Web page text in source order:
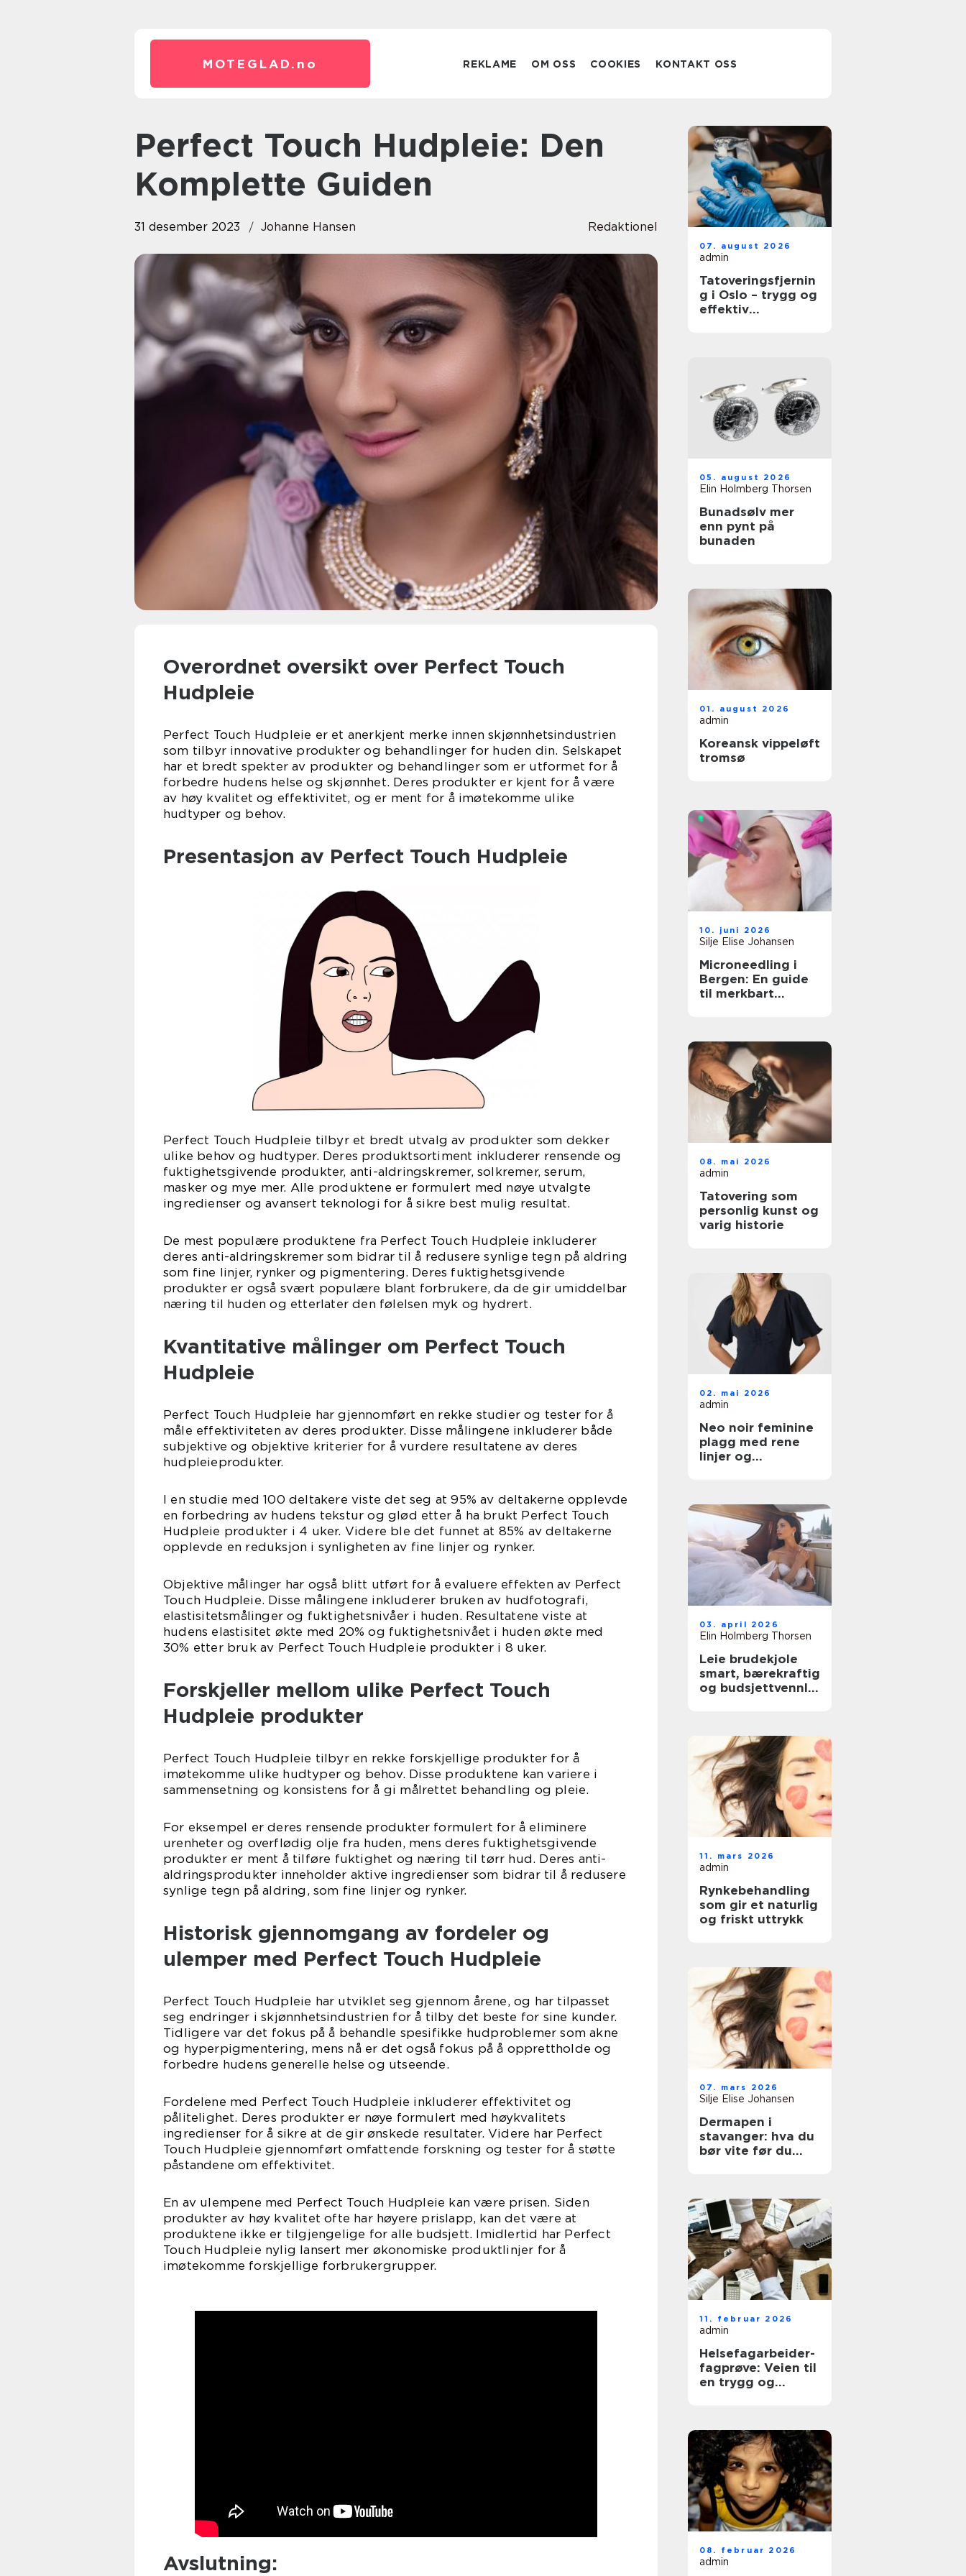
MOTEGLAD. no REKLAME OM OSS COOKIES KONTAKT OSS
Perfect Touch Hudpleie: Den
Komplette Guiden
31 desember 2023 Johanne Hansen Redaktionel
Overordnet oversikt over Perfect Touch
Hudpleie
Perfect Touch Hudpleie er et anerkjent merke innen skjønnhetsindustrien
som tilbyr innovative produkter og behandlinger for huden din. Selskapet
har et bredt spekter av produkter og behandlinger som er utformet for å
forbedre hudens helse og skjønnhet. Deres produkter er kjent for å være
av høy kvalitet og effektivitet, og er ment for å imøtekomme ulike
hudtyper og behov.
Presentasjon av Perfect Touch Hudpleie
Perfect Touch Hudpleie tilbyr et bredt utvalg av produkter som dekker
ulike behov og hudtyper. Deres produktsortiment inkluderer rensende og
fuktighetsgivende produkter, anti-aldringskremer, solkremer, serum,
masker og mye mer. Alle produktene er formulert med nøye utvalgte
ingredienser og avansert teknologi for å sikre best mulig resultat.
De mest populære produktene fra Perfect Touch Hudpleie inkluderer
deres anti-aldringskremer som bidrar til å redusere synlige tegn på aldring
som fine linjer, rynker og pigmentering. Deres fuktighetsgivende
produkter er også svært populære blant forbrukere, da de gir umiddelbar
næring til huden og etterlater den følelsen myk og hydrert.
Kvantitative målinger om Perfect Touch
Hudpleie
Perfect Touch Hudpleie har gjennomført en rekke studier og tester for å
måle effektiviteten av deres produkter. Disse målingene inkluderer både
subjektive og objektive kriterier for å vurdere resultatene av deres
hudpleieprodukter.
I en studie med 100 deltakere viste det seg at 95% av deltakerne opplevde
en forbedring av hudens tekstur og glød etter å ha brukt Perfect Touch
Hudpleie produkter i 4 uker. Videre ble det funnet at 85% av deltakerne
opplevde en reduksjon i synligheten av fine linjer og rynker.
Objektive målinger har også blitt utført for å evaluere effekten av Perfect
Touch Hudpleie. Disse målingene inkluderer bruken av hudfotografi,
elastisitetsmålinger og fuktighetsnivåer i huden. Resultatene viste at
hudens elastisitet økte med 20% og fuktighetsnivået i huden økte med
30% etter bruk av Perfect Touch Hudpleie produkter i 8 uker.
Forskjeller mellom ulike Perfect Touch
Hudpleie produkter
Perfect Touch Hudpleie tilbyr en rekke forskjellige produkter for å
imøtekomme ulike hudtyper og behov. Disse produktene kan variere i
sammensetning og konsistens for å gi målrettet behandling og pleie.
For eksempel er deres rensende produkter formulert for å eliminere
urenheter og overflødig olje fra huden, mens deres fuktighetsgivende
produkter er ment å tilføre fuktighet og næring til tørr hud. Deres anti-
aldringsprodukter inneholder aktive ingredienser som bidrar til å redusere
synlige tegn på aldring, som fine linjer og rynker.
Historisk gjennomgang av fordeler og
ulemper med Perfect Touch Hudpleie
Perfect Touch Hudpleie har utviklet seg gjennom årene, og har tilpasset
seg endringer i skjønnhetsindustrien for å tilby det beste for sine kunder.
Tidligere var det fokus på å behandle spesifikke hudproblemer som akne
og hyperpigmentering, mens nå er det også fokus på å opprettholde og
forbedre hudens generelle helse og utseende.
Fordelene med Perfect Touch Hudpleie inkluderer effektivitet og
pålitelighet. Deres produkter er nøye formulert med høykvalitets
ingredienser for å sikre at de gir ønskede resultater. Videre har Perfect
Touch Hudpleie gjennomført omfattende forskning og tester for å støtte
påstandene om effektivitet.
En av ulempene med Perfect Touch Hudpleie kan være prisen. Siden
produkter av høy kvalitet ofte har høyere prislapp, kan det være at
produktene ikke er tilgjengelige for alle budsjett. Imidlertid har Perfect
Touch Hudpleie nylig lansert mer økonomiske produktlinjer for å
imøtekomme forskjellige forbrukergrupper.
Avslutning:
07. august 2026
admin
Tatoveringsfjernin
g i Oslo – trygg og
effektiv
05. august 2026
Elin Holmberg Thorsen
Bunadsølv mer
enn pynt på
bunaden
01. august 2026
admin
Koreansk vippeløft
tromsø
10. juni 2026
Silje Elise Johansen
Microneedling i
Bergen: En guide
til merkbart
08. mai 2026
admin
Tatovering som
personlig kunst og
varig historie
02. mai 2026
admin
Neo noir feminine
plagg med rene
linjer og
03. april 2026
Elin Holmberg Thorsen
Leie brudekjole
smart, bærekraftig
og budsjettvennlig
11. mars 2026
admin
Rynkebehandling
som gir et naturlig
og friskt uttrykk
07. mars 2026
Silje Elise Johansen
Dermapen i
stavanger: hva du
bør vite før du
11. februar 2026
admin
Helsefagarbeider-
fagprøve: Veien til
en trygg og
08. februar 2026
admin